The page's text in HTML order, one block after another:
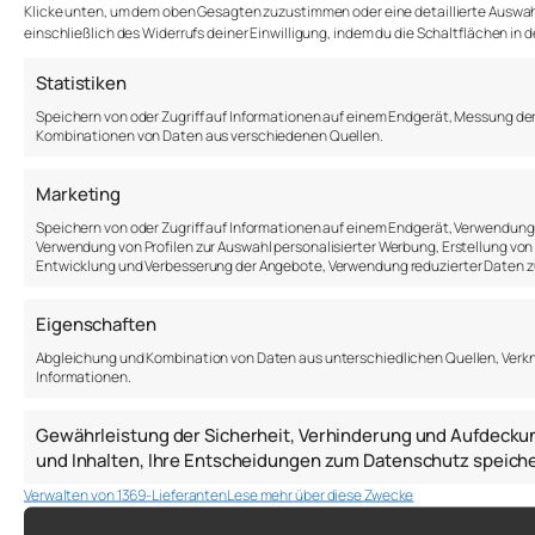
Klicke unten, um dem oben Gesagten zuzustimmen oder eine detaillierte
einschließlich des Widerrufs deiner Einwilligung, indem du die Schaltflächen
Statistiken
Speichern von oder Zugriff auf Informationen auf einem Endgerät, Messung
Kombinationen von Daten aus verschiedenen Quellen.
Marketing
Speichern von oder Zugriff auf Informationen auf einem Endgerät,
Verwendung von Profilen zur Auswahl personalisierter Werbung, Erstellung
Entwicklung und Verbesserung der Angebote, Verwendung reduzierter Daten
Eigenschaften
Abgleichung und Kombination von Daten aus unterschiedlichen Quellen,
Informationen.
Gewährleistung der Sicherheit, Verhinderung und
und Inhalten, Ihre Entscheidungen zum Datenschutz
Verwalten von 1369-LieferantenLese mehr über diese Zwecke